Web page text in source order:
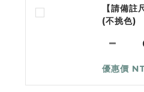
【請備
(不挑色)
優惠價